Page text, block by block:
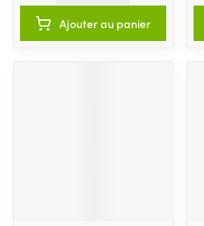
Ajouter au panier